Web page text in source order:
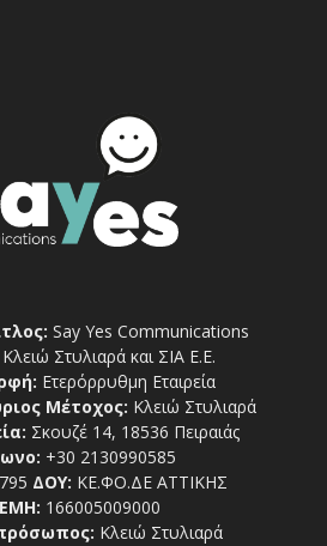
Say Yes Communications
Κλειώ Στυλιαρά και ΣΙΑ Ε.Ε.
Ετερόρρυθμη Εταιρεία
Μέτοχος: Κλειώ Στυλιαρά
Σκουζέ 14, 18536 Πειραιάς
+30 2130990585
ΔΟΥ: ΚΕ.ΦΟ.ΔΕ ΑΤΤΙΚΗΣ
166005009000
Κλειώ Στυλιαρά